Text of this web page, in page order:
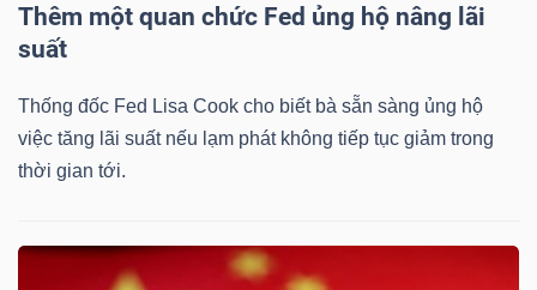
Thêm một quan chức Fed ủng hộ nâng lãi
suất
Thống đốc Fed Lisa Cook cho biết bà sẵn sàng ủng hộ
việc tăng lãi suất nếu lạm phát không tiếp tục giảm trong
thời gian tới.